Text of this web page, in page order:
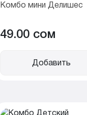
Комбо мини Делишес
49.00 cом
Добавить